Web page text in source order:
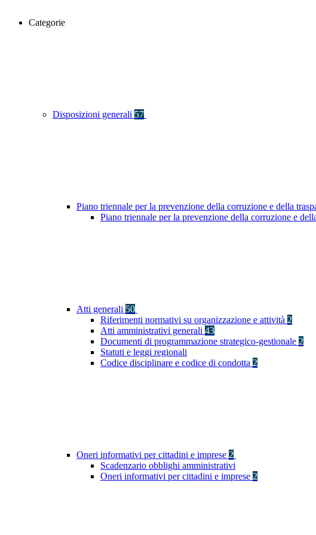
Categorie
Disposizioni generali 57
Piano triennale per la prevenzione della corruzione e della
Piano triennale per la prevenzione della corruzione e
Atti generali 50
Riferimenti normativi su organizzazione e attività 2
Atti amministrativi generali 43
Documenti di programmazione strategico-gestionale 2
Statuti e leggi regionali
Codice disciplinare e codice di condotta 2
Oneri informativi per cittadini e imprese 2
Scadenzario obblighi amministrativi
Oneri informativi per cittadini e imprese 2